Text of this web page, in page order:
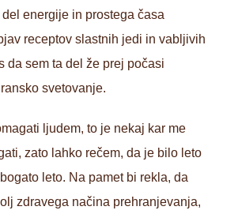
energije in prostega časa
receptov slastnih jedi in vabljivih
da sem ta del že prej počasi
svetovanje.
ljudem, to je nekaj kar me
zato lahko rečem, da je bilo leto
leto. Na pamet bi rekla, da
zdravega načina prehranjevanja,